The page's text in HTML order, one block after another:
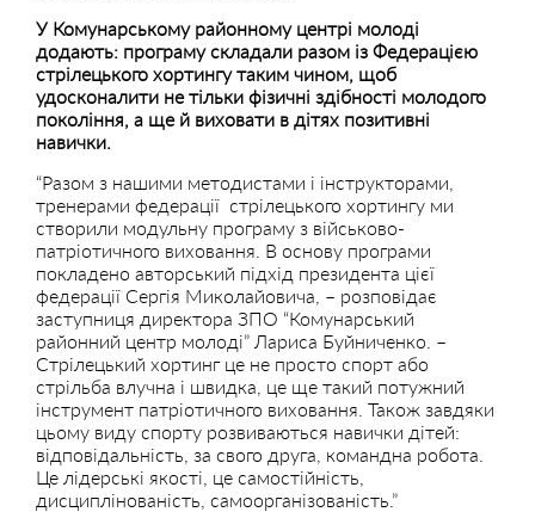
У Комунарському районному центрі молоді
додають: програму складали разом із Федерацією
стрілецького хортингу таким чином, щоб
удосконалити не тільки фізичні здібності молодого
покоління, а ще й виховати в дітях позитивні
навички.
“Разом з нашими методистами і інструкторами,
тренерами федерації стрілецького хортингу ми
створили модульну програму з військово-
патріотичного виховання. В основу програми
покладено авторський підхід президента цієї
федерації Сергія Миколайовича, – розповідає
заступниця директора ЗПО “Комунарський
районний центр молоді” Лариса Буйниченко. –
Стрілецький хортинг це не просто спорт або
стрільба влучна і швидка, це ще такий потужний
інструмент патріотичного виховання. Також завдяки
цьому виду спорту розвиваються навички дітей:
відповідальність, за свого друга, командна робота.
Це лідерські якості, це самостійність,
дисциплінованість, самоорганізованість.”